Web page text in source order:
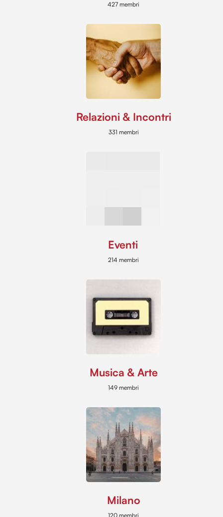
427 membri
Relazioni & Incontri
331 membri
Eventi
214 membri
Musica & Arte
149 membri
Milano
120 membri